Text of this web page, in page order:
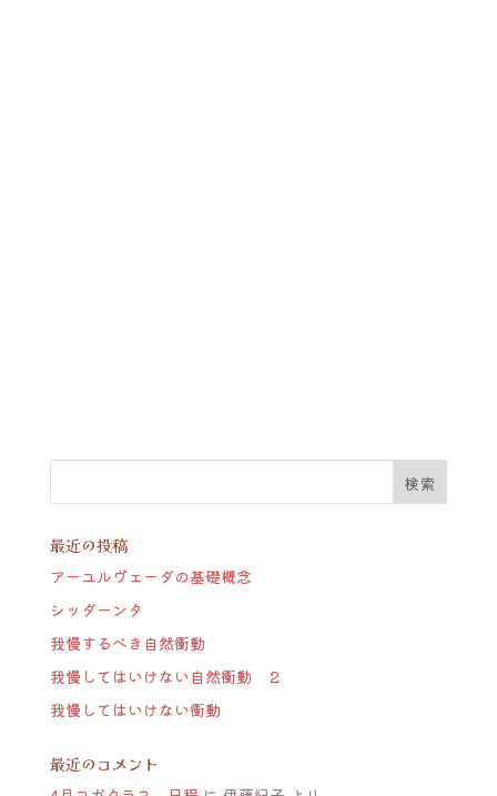
最近の投稿
アーユルヴェーダの基礎概念
シッダーンタ
我慢するべき自然衝動
我慢してはいけない自然衝動 ２
我慢してはいけない衝動
最近のコメント